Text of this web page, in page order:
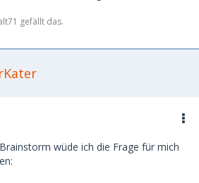
gefällt das.
wüde ich die Frage für mich